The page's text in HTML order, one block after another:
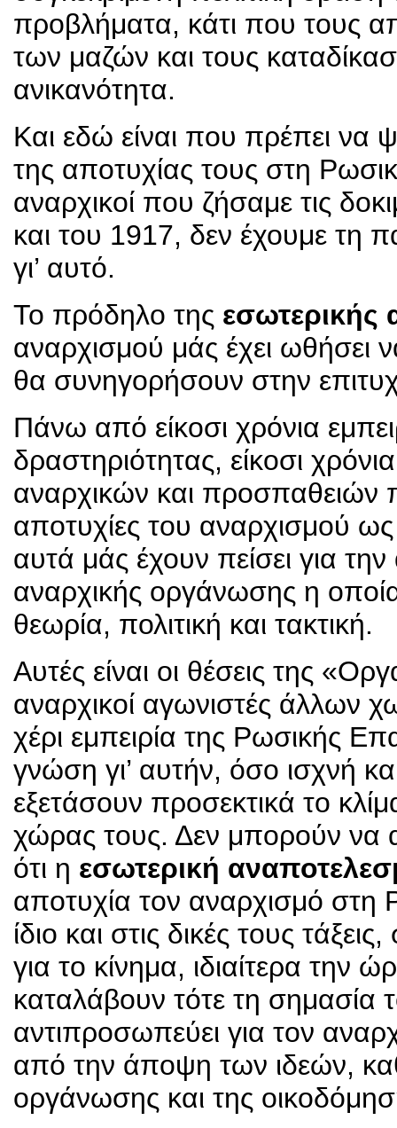
προβλήματα, κάτι που τους
των μαζών και τους
ανικανότητα.
Και εδώ είναι που πρέπει να
της αποτυχίας τους στη
αναρχικοί που ζήσαμε τις
και του 1917, δεν έχουμε τη
γι’ αυτό.
Το πρόδηλο της εσωτερικής
αναρχισμού μάς έχει ωθήσει
θα συνηγορήσουν στην
Πάνω από είκοσι χρόνια
δραστηριότητας, είκοσι
αναρχικών και
αποτυχίες του αναρχισμού
αυτά μάς έχουν πείσει για
αναρχικής οργάνωσης η
θεωρία, πολιτική και τακτική.
Αυτές είναι οι θέσεις της
αναρχικοί αγωνιστές
χέρι εμπειρία της Ρωσικής
γνώση γι’ αυτήν, όσο ισχνή
εξετάσουν προσεκτικά το
χώρας τους. Δεν μπορούν να
ότι η εσωτερική
αποτυχία τον αναρχισμό στη
ίδιο και στις δικές τους
για το κίνημα, ιδιαίτερα
καταλάβουν τότε τη
αντιπροσωπεύει για τον
από την άποψη των ιδεών,
οργάνωσης και της